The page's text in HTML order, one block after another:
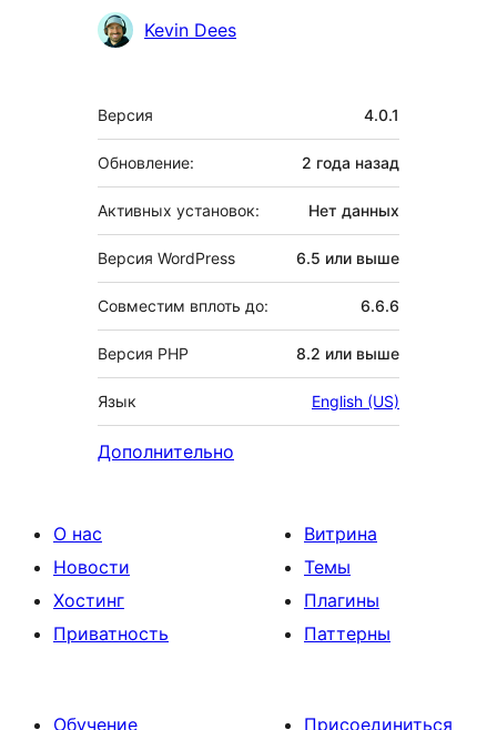
УчастникиKevin Dees
Мета
Версия 4.0.1
Обновление: 2 года назад
Активных установок: Нет данных
Версия WordPress 6.5 или выше
Совместим вплоть до: 6.6.6
Версия PHP 8.2 или выше
Язык English (US)
Дополнительно
О нас
Новости
Хостинг
Приватность
Витрина
Темы
Плагины
Паттерны
Обучение
Присоединиться